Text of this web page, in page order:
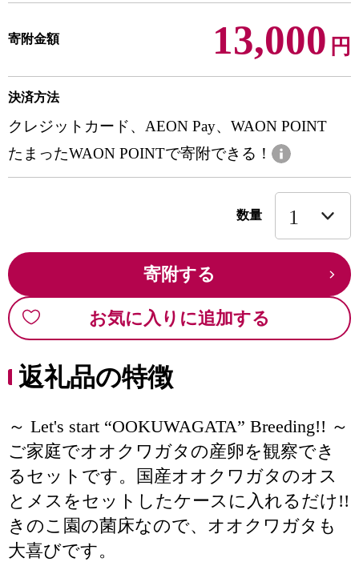
寄附金額 13,000 円
決済方法
クレジットカード、AEON Pay、WAON POINT
たまったWAON POINTで寄附できる！
数量
寄附する
お気に入りに追加する
返礼品の特徴
～ Let's start “OOKUWAGATA” Breeding!! ～
ご家庭でオオクワガタの産卵を観察でき
るセットです。国産オオクワガタのオス
とメスをセットしたケースに入れるだけ!!
きのこ園の菌床なので、オオクワガタも
大喜びです。